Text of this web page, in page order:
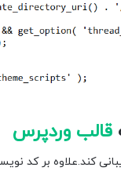
قالب وردپرس
کند.علاوه بر کد